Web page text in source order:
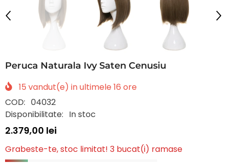
Peruca Naturala Ivy Saten Cenusiu
15 vandut(e) in ultimele 16 ore
COD: 04032
Disponibilitate: In stoc
2.379,00 lei
Grabeste-te, stoc limitat! 3 bucat(i) ramase